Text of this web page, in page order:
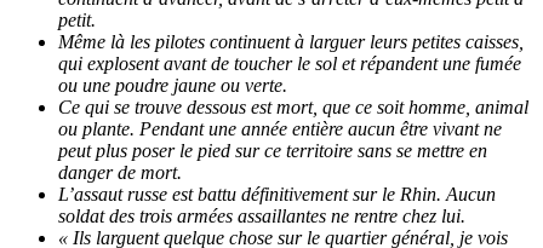
petit.
Même là les pilotes continuent à larguer leurs petites caisses,
qui explosent avant de toucher le sol et répandent une fumée
ou une poudre jaune ou verte.
Ce qui se trouve dessous est mort, que ce soit homme, animal
ou plante. Pendant une année entière aucun être vivant ne
peut plus poser le pied sur ce territoire sans se mettre en
danger de mort.
L’assaut russe est battu définitivement sur le Rhin. Aucun
soldat des trois armées assaillantes ne rentre chez lui.
« Ils larguent quelque chose sur le quartier général, je vois